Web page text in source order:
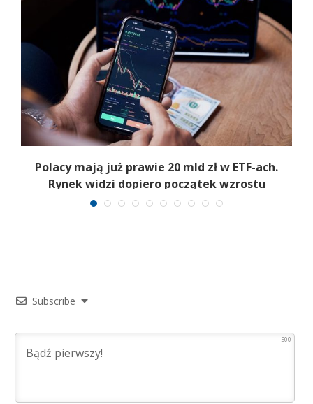
Polacy mają już prawie 20 mld zł w ETF-ach.
Rynek widzi dopiero początek wzrostu
Subscribe
500